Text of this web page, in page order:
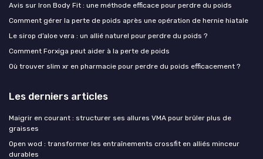
Avis sur Iron Body Fit : une méthode efficace pour perdre du poids
Comment gérer la perte de poids après une opération de hernie hiatale
Le sirop d’aloe vera : un allié naturel pour perdre du poids ?
Comment Forxiga peut aider à la perte de poids
Où trouver slim xr en pharmacie pour perdre du poids efficacement ?
Les derniers articles
Maigrir en courant : structurer ses allures VMA pour brûler plus de
graisses
Open wod : transformer les entraînements crossfit en alliés minceur
durables